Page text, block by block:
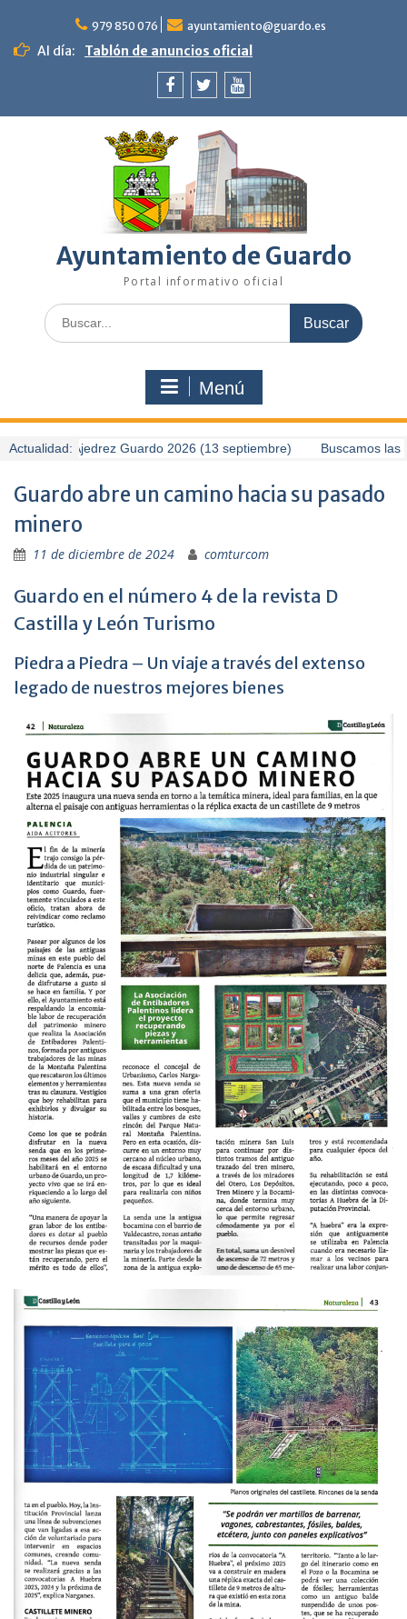
contenido
979 850 076 ayuntamiento@guardo.es
Al día: Tablón de anuncios oficial
Ayuntamiento de Guardo
Portal informativo oficial
Buscar:
Menú
Actualidad:de Ajedrez Guardo 2026 (13 septiembre) Buscamos las
Guardo abre un camino hacia su pasado
minero
11 de diciembre de 2024 comturcom
Guardo en el número 4 de la revista D
Castilla y León Turismo
Piedra a Piedra – Un viaje a través del extenso
legado de nuestros mejores bienes